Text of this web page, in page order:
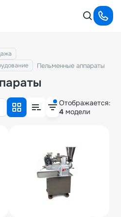
Пельменные аппараты
Отображается:
4модели